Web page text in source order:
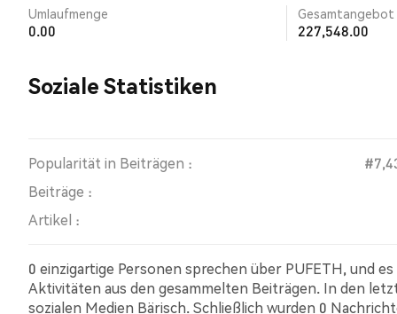
Umlaufmenge
0.00
Gesamtangebot
227,548.00
Soziale Statistiken
Popularität in Beiträgen :
Beiträge :
Artikel :
0 einzigartige Personen sprechen über PUFETH, und
Aktivitäten aus den gesammelten Beiträgen. In den
sozialen Medien Bärisch. Schließlich wurden 0